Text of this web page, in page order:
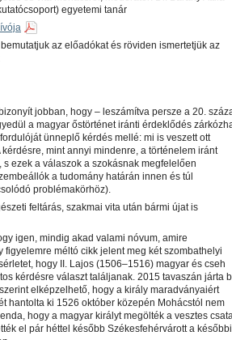
egyetemi tanár
bemutatjuk az előadókat és röviden ismertetjük az
jobban, hogy – leszámítva persze a 20.
a magyar őstörténet iránti érdeklődés
ünneplő kérdés mellé: mi is veszett ott
mint annyi mindenre, a történelem iránt
ezek a válaszok a szokásnak megfelelően
a tudomány határán innen és túl
problémakörhöz).
feltárás, szakmai vita után bármi újat is
igen, mindig akad valami nóvum, amire
méltó cikk jelent meg két szombathelyi
hogy II. Lajos (1506–1516) magyar és cseh
kérdésre választ találjanak. 2015 tavaszán járta
elképzelhető, hogy a király maradványaiért
hantolta ki 1526 október közepén Mohácstól nem
hogy a magyar királyt megölték a vesztes
el pár héttel később Székesfehérvárott a későbbi